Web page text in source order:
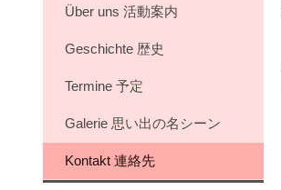
Über uns 活動案内
Geschichte 歴史
Termine 予定
Galerie 思い出の名シーン
Kontakt 連絡先